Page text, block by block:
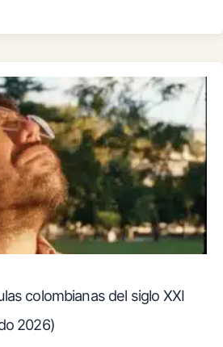
colombianas del siglo XXI
2026)